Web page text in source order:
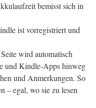
bemisst sich in
ist vorregistriert und
wird automatisch
und Kindle-Apps hinweg
und Anmerkungen. So
– egal, wo sie zu lesen